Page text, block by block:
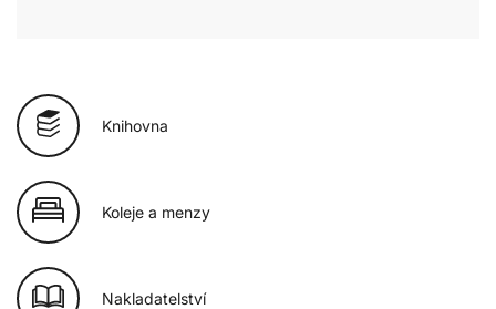
Knihovna
Koleje a menzy
Nakladatelství